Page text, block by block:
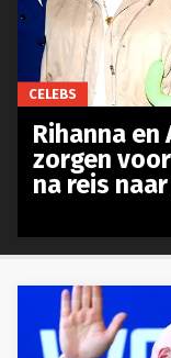
CELEBS
Rihanna en
zorgen
na reis